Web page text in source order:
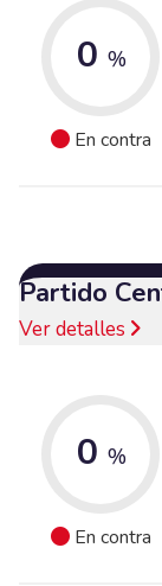
0 %
En contra
Partido
Ver detalles
0 %
En contra